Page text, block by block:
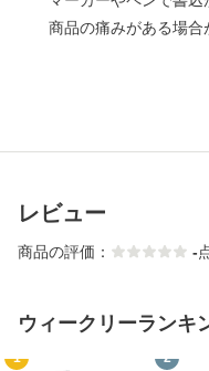
商品の痛みがある場合
レビュー
商品の評価： -
ウィークリーランキ
1 2